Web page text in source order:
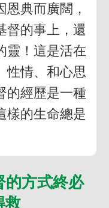
典而廣闊，
督的事上，還
靈！這是活在
性情、和心思
的經歷是一種
樣的生命總是
方式終必
救